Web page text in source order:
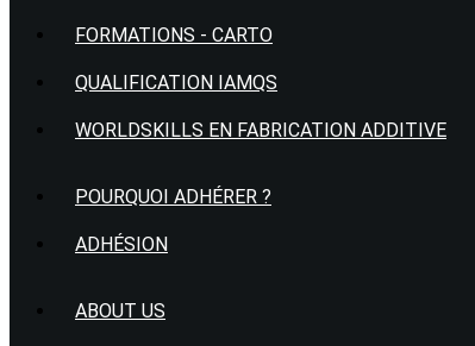
FORMATIONS - CARTO
QUALIFICATION IAMQS
WORLDSKILLS EN FABRICATION ADDITIVE
POURQUOI ADHÉRER ?
ADHÉSION
ABOUT US